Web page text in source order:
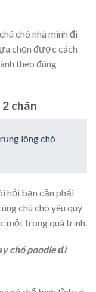
chó nhà mình đi
chọn được cách
theo đúng
chân
lông chó
hỏi bạn cần phải
chú chó yêu quý
một trong quá trình.
chó poodle đi